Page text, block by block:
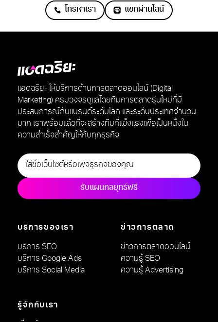
โทรหาเรา แชทผ่านไลน์
แอดฉริยะ ให้บริการด้านการตลาดออนไลน์ (Digital
Marketing) ครบวงจรดูแลโดยทีมการตลาดรุ่นใหม่ที่มี
ประสบการณ์กับแบรนด์ระดับโลก และระดับประเทศจำนวน
มาก เราพร้อมแล้วที่จะสร้างทีมที่แข็งแรงเพื่อเป็นหนึ่งใน
ความสำเร็จสำคัญให้กับทุกธุรกิจ.
รับแผนกลยุทธ์ฟรี
บริการของเรา
บริการ SEO
บริการ Google Ads
บริการ Social Media
ข่าวการตลาด
ข่าวการตลาดออนไลน์
ความรู้ SEO
ความรู้ Advertising
รู้จักกับเรา